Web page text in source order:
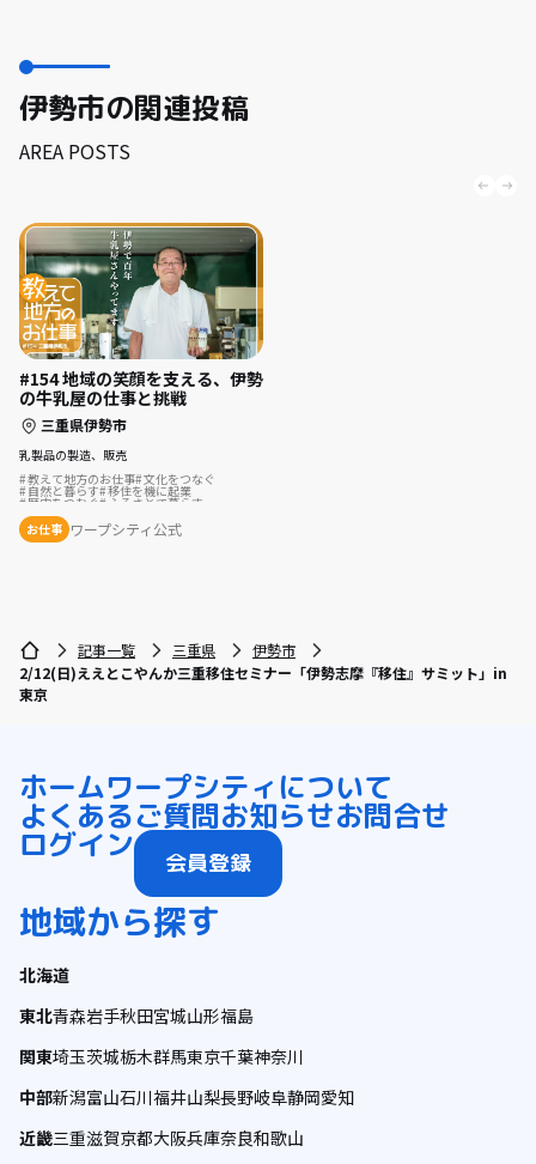
伊勢市の関連投稿
AREA POSTS
#154 地域の笑顔を支える、伊勢
の牛乳屋の仕事と挑戦
三重県伊勢市
乳製品の製造、販売
教えて地方のお仕事 文化をつなぐ
自然と暮らす 移住を機に起業
歴史をつむぐ ふるさとで暮らす
地域を活性化
お仕事 ワープシティ公式
記事一覧 三重県
伊勢市
2/12(日)ええとこやんか三重移住セミナー「伊勢志摩『移住』サミット」in
東京
ホームワープシティについて
よくあるご質問お知らせお問合せ
ログイン 会員登録
地域から探す
北海道
東北青森岩手秋田宮城山形福島
関東埼玉茨城栃木群馬東京千葉神奈川
中部新潟富山石川福井山梨長野岐阜静岡愛知
近畿三重滋賀京都大阪兵庫奈良和歌山